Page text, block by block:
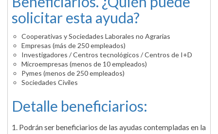
solicitar esta ayuda?
Cooperativas y Sociedades Laborales no Agrarias
Empresas (más de 250 empleados)
Investigadores / Centros tecnológicos / Centros de I+D
Microempresas (menos de 10 empleados)
Pymes (menos de 250 empleados)
Sociedades Civiles
Detalle beneficiarios:
1. Podrán ser beneficiarios de las ayudas contempladas en la